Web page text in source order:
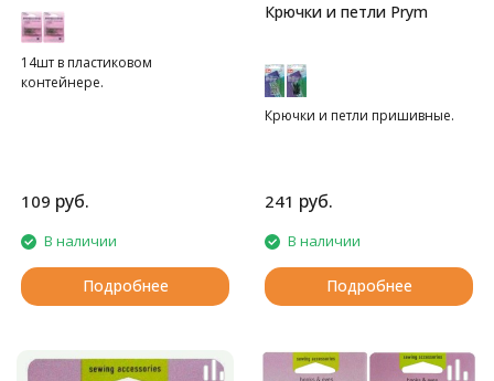
14шт в пластиковом
контейнере.
109 руб.
В наличии
Подробнее
Крючки и петли Prym
Крючки и петли пришивные.
241 руб.
В наличии
Подробнее